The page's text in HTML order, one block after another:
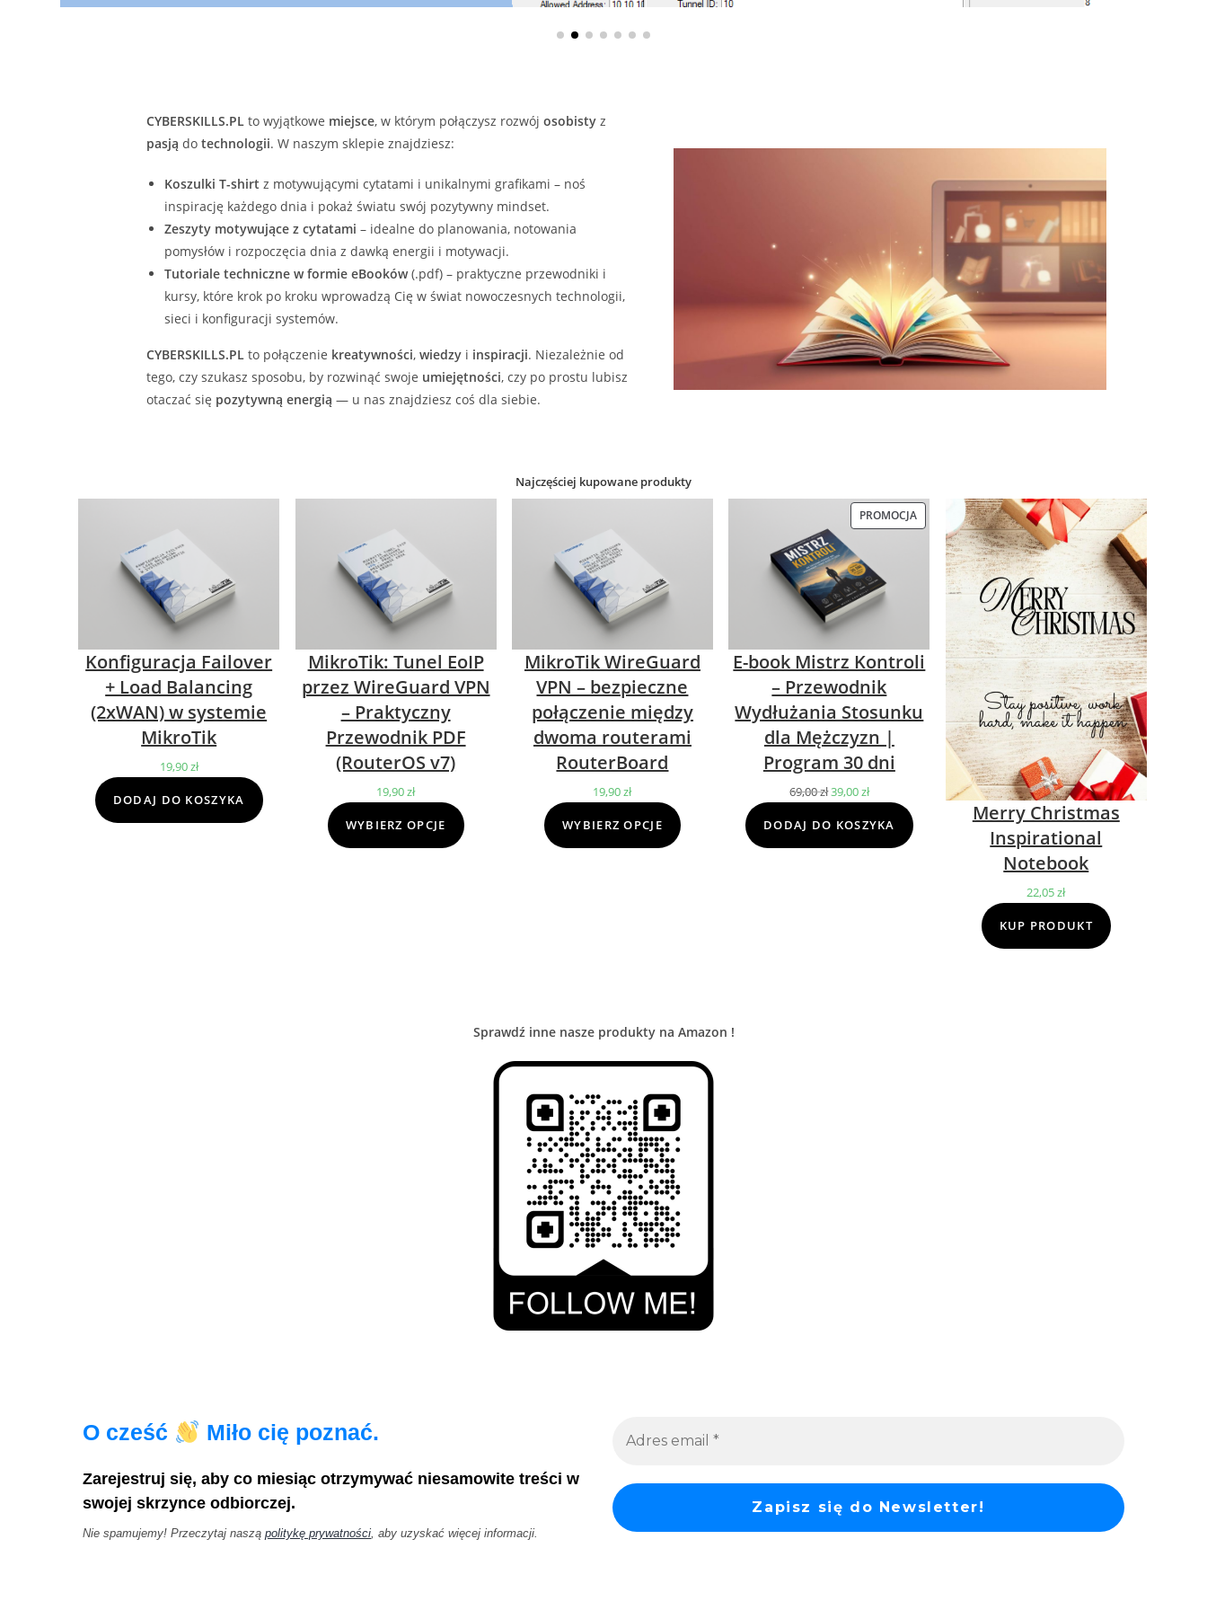
CYBERSKILLS.PLto wyjątkowe miejsce, w którym połączysz rozwój osobistyz
pasją do technologii. W naszym sklepie znajdziesz:
Koszulki T-shirt z motywującymi cytatami i unikalnymi grafikami – noś
inspirację każdego dnia i pokaż światu swój pozytywny mindset.
Zeszyty motywujące z cytatami – idealne do planowania, notowania
pomysłów i rozpoczęcia dnia z dawką energii i motywacji.
Tutoriale techniczne w formie eBooków(.pdf) – praktyczne przewodniki i
kursy, które krok po kroku wprowadzą Cię w świat nowoczesnych technologii,
sieci i konfiguracji systemów.
CYBERSKILLS.PLto połączenie kreatywności, wiedzyi inspiracji. Niezależnie od
tego, czy szukasz sposobu, by rozwinąć swoje umiejętności, czy po prostu lubisz
otaczać się pozytywną energią — u nas znajdziesz coś dla siebie.
Najczęściej kupowane produkty
Konfiguracja Failover
+ Load Balancing
(2xWAN) w systemie
MikroTik
19,90zł
DODAJ DO KOSZYKA
MikroTik: Tunel EoIP
przez WireGuard VPN
– Praktyczny
Przewodnik PDF
(RouterOS v7)
19,90zł
WYBIERZ OPCJE
MikroTik WireGuard
VPN – bezpieczne
połączenie między
dwoma routerami
RouterBoard
19,90zł
WYBIERZ OPCJE
PROMOCJAPRODUKT
PROMOCJI
E-book Mistrz Kontroli
– Przewodnik
Wydłużania Stosunku
dla Mężczyzn |
Program 30 dni
69,00złPierwotna
39,00złAktualna
wynosi:
DODAJ DO KOSZYKA
Merry Christmas
Inspirational
Notebook
22,05zł
KUP PRODUKT
Sprawdź inne nasze produkty na Amazon !
O cześć Miło cię poznać.
Zarejestruj się, aby co miesiąc otrzymywać niesamowite treści w
swojej skrzynce odbiorczej.
Nie spamujemy! Przeczytaj nasząpolitykę prywatności, aby uzyskać więcej informacji.